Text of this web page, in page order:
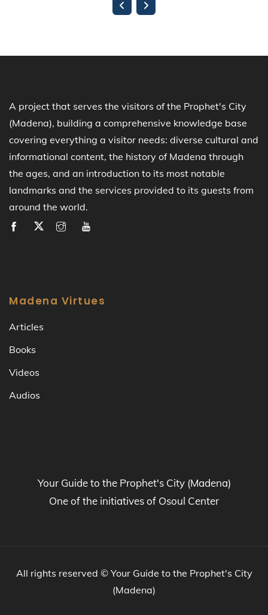
A project that serves the visitors of the Prophet's City
(Madena), building a comprehensive knowledge base
covering everything a visitor needs: diverse cultural and
informational content, the history of Madena through
the ages, and an introduction to its most notable
landmarks and the services provided to its guests from
around the world.
Madena Virtues
Articles
Books
Videos
Audios
Your Guide to the Prophet's City (Madena)
One of the initiatives of Osoul Center
All rights reserved © Your Guide to the Prophet's City
(Madena)